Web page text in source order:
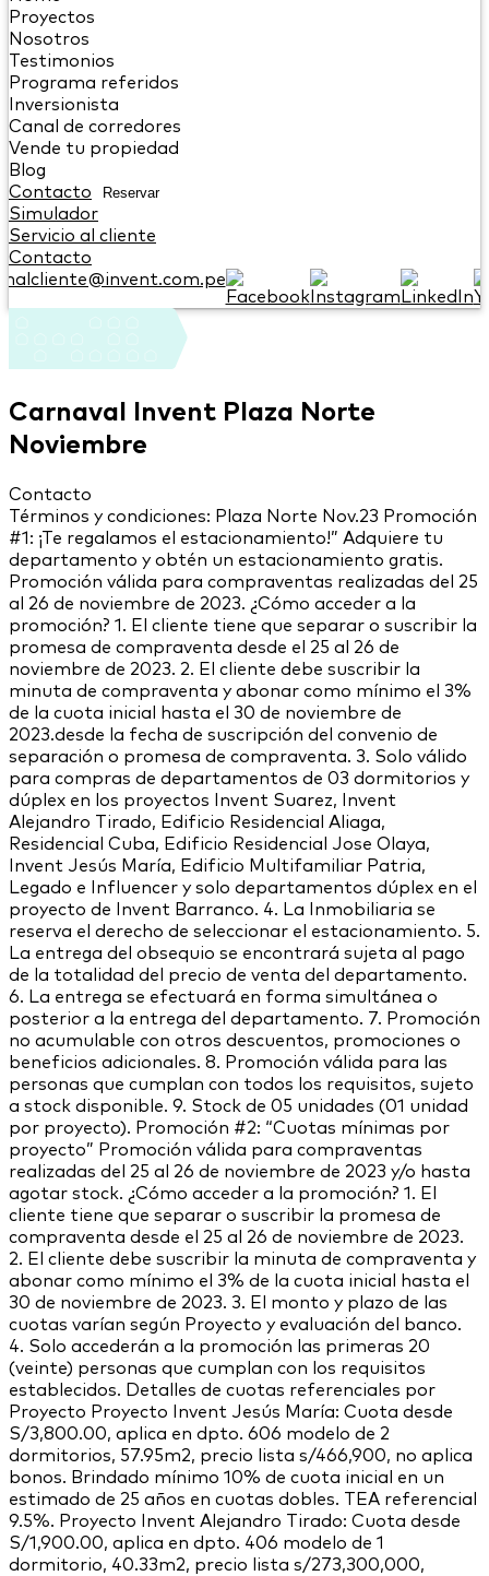
Proyectos
Nosotros
Testimonios
Programa referidos
Inversionista
Canal de corredores
Vende tu propiedad
Blog
Contacto
Reservar
Simulador
Servicio al cliente
Contacto
Carnaval Invent Plaza Norte
Noviembre
Contacto
Términos y condiciones: Plaza Norte Nov.23 Promoción
#1: ¡Te regalamos el estacionamiento!” Adquiere tu
departamento y obtén un estacionamiento gratis.
Promoción válida para compraventas realizadas del 25
al 26 de noviembre de 2023. ¿Cómo acceder a la
promoción? 1. El cliente tiene que separar o suscribir la
promesa de compraventa desde el 25 al 26 de
noviembre de 2023. 2. El cliente debe suscribir la
minuta de compraventa y abonar como mínimo el 3%
de la cuota inicial hasta el 30 de noviembre de
2023.desde la fecha de suscripción del convenio de
separación o promesa de compraventa. 3. Solo válido
para compras de departamentos de 03 dormitorios y
dúplex en los proyectos Invent Suarez, Invent
Alejandro Tirado, Edificio Residencial Aliaga,
Residencial Cuba, Edificio Residencial Jose Olaya,
Invent Jesús María, Edificio Multifamiliar Patria,
Legado e Influencer y solo departamentos dúplex en el
proyecto de Invent Barranco. 4. La Inmobiliaria se
reserva el derecho de seleccionar el estacionamiento. 5.
La entrega del obsequio se encontrará sujeta al pago
de la totalidad del precio de venta del departamento.
6. La entrega se efectuará en forma simultánea o
posterior a la entrega del departamento. 7. Promoción
no acumulable con otros descuentos, promociones o
beneficios adicionales. 8. Promoción válida para las
personas que cumplan con todos los requisitos, sujeto
a stock disponible. 9. Stock de 05 unidades (01 unidad
por proyecto). Promoción #2: “Cuotas mínimas por
proyecto” Promoción válida para compraventas
realizadas del 25 al 26 de noviembre de 2023 y/o hasta
agotar stock. ¿Cómo acceder a la promoción? 1. El
cliente tiene que separar o suscribir la promesa de
compraventa desde el 25 al 26 de noviembre de 2023.
2. El cliente debe suscribir la minuta de compraventa y
abonar como mínimo el 3% de la cuota inicial hasta el
30 de noviembre de 2023. 3. El monto y plazo de las
cuotas varían según Proyecto y evaluación del banco.
4. Solo accederán a la promoción las primeras 20
(veinte) personas que cumplan con los requisitos
establecidos. Detalles de cuotas referenciales por
Proyecto Proyecto Invent Jesús María: Cuota desde
S/3,800.00, aplica en dpto. 606 modelo de 2
dormitorios, 57.95m2, precio lista s/466,900, no aplica
bonos. Brindado mínimo 10% de cuota inicial en un
estimado de 25 años en cuotas dobles. TEA referencial
9.5%. Proyecto Invent Alejandro Tirado: Cuota desde
S/1,900.00, aplica en dpto. 406 modelo de 1
dormitorio, 40.33m2, precio lista s/273,300,000,